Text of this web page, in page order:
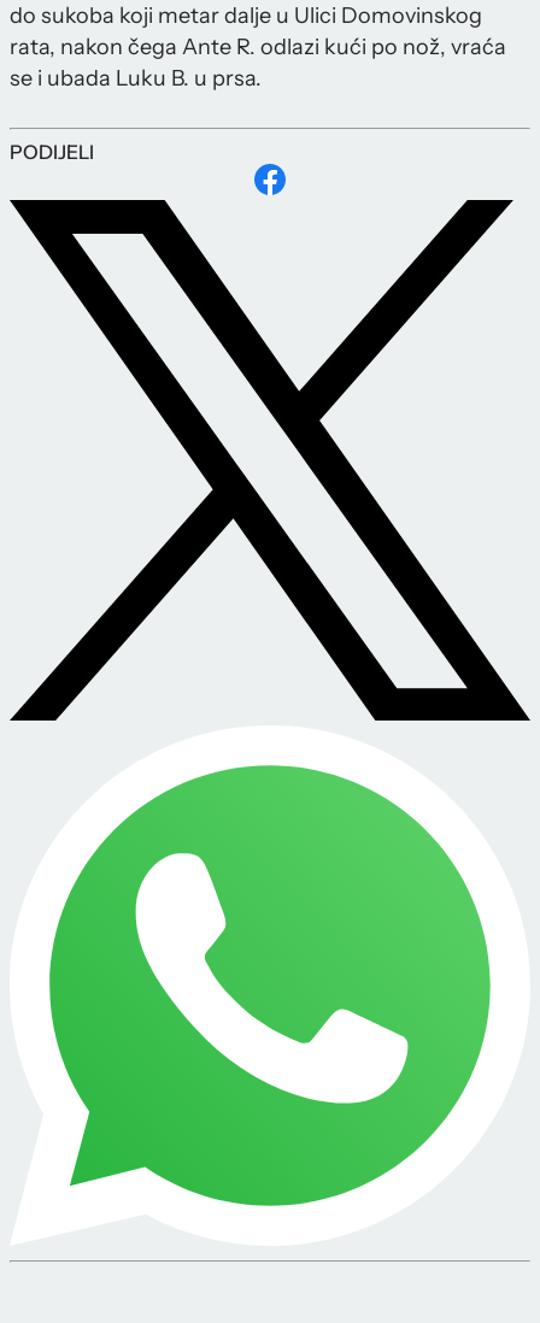
do sukoba koji metar dalje u Ulici Domovinskog
rata, nakon čega Ante R. odlazi kući po nož, vraća
se i ubada Luku B. u prsa.
PODIJELI